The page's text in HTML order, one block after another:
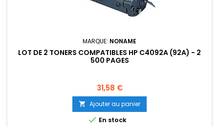
MARQUE: NONAME
LOT DE 2 TONERS COMPATIBLES HP C4092A (92A) - 2
500 PAGES
Prix
31,58 €
 Ajouter au panier
 En stock